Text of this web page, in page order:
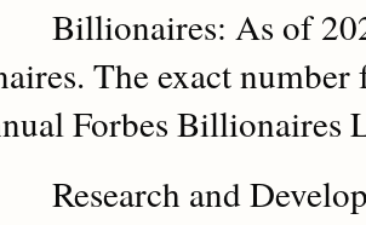
Billionaires: As of
The exact
Forbes Billionaires
Research and